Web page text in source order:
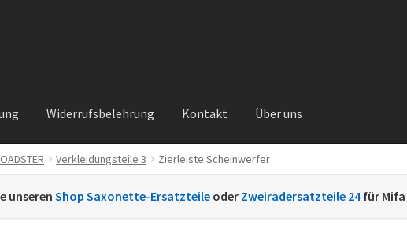
Widerrufsbelehrung Kontakt Über uns
Kontakt Sachs ErsatzteileSachsteileÜber unsVertrag widerrufen
Verkleidungsteile 3 Zierleiste Scheinwerfer
unseren Shop Saxonette-Ersatzteile oder Zweiradersatzteile 24für Mifa